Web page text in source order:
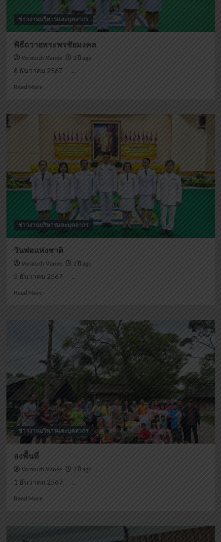
ข่าวงานบริหารและบุคลากร
พิธีถวายพระพรชัยมงคล
Voratuch Manee
2 ปี ago
8 ธันวาคม 2567 ...
Read MoreRead
พิธี
พระพร
ชัยมงคล
ข่าวงานบริหารและบุคลากร
วันพ่อแห่งชาติ
Voratuch Manee
2 ปี ago
5 ธันวาคม 2567 ...
Read More
วัน
พ่อ
ชาติ
ข่าวงานบริหารและบุคลากร
ลงพื้นที่
Voratuch Manee
2 ปี ago
1 ธันวาคม 2567 ...
Read MoreRead
ลงพื้น